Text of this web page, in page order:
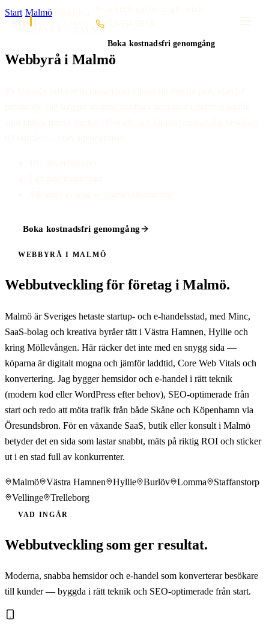
sto t 073-554 69 68
Boka kostnadsfri genomgång
Start Malmö
WEBBYRÅ · MALMÖ
Webbyrå i Malmö
Boka kostnadsfri genomgång
WEBBYRÅ I MALMÖ
Webbutveckling för företag i Malmö.
Malmö är Sveriges hetaste startup- och e-handelsstad, med Minc,
SaaS-bolag och kreativa byråer tätt i Västra Hamnen, Hyllie och
kring Möllevången. Här räcker det inte med en snygg sida —
köparna är digitalt mogna och jämför laddtid, Core Web Vitals och
konvertering. Jag bygger hemsidor och e-handel i rätt teknik
(modern kod eller WordPress efter behov), SEO-optimerade från
start och redo att möta trafik från både Skåne och Köpenhamn via
Öresundsbron. För en växande SaaS, butik eller konsult i Malmö
betyder det en sida som lastar snabbt, mäts på riktig ROI och sticker
ut i en stad full av konkurrenter.
Malmö Västra Hamnen Hyllie Burlöv Lomma
Staffanstorp
Vellinge
Trelleborg
VAD INGÅR
Webbutveckling som ger resultat.
Moderna, snabba hemsidor och e-handel som konverterar besökare
till kunder — byggda i rätt teknik och SEO-optimerade från start.